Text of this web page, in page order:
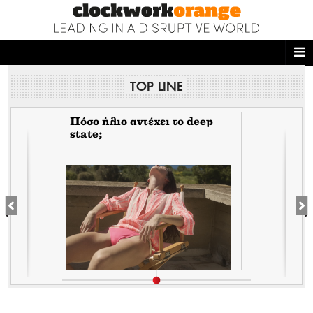
NEWS DESK
THE ONES WHO DO
MAGAZINE
TOP LINE
Πόσο ήλιο αντέχει το deep
state;